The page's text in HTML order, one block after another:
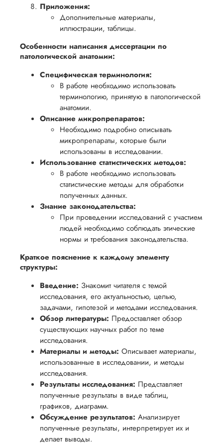
Приложения:
Дополнительные материалы,
иллюстрации, таблицы.
Особенности написания диссертации по
патологической анатомии:
Специфическая терминология:
В работе необходимо использовать
терминологию, принятую в патологической
анатомии.
Описание микропрепаратов:
Необходимо подробно описывать
микропрепараты, которые были
использованы в исследовании.
Использование статистических методов:
В работе необходимо использовать
статистические методы для обработки
полученных данных.
Знание законодательства:
При проведении исследований с участием
людей необходимо соблюдать этические
нормы и требования законодательства.
Краткое пояснение к каждому элементу
структуры:
Введение: Знакомит читателя с темой
исследования, его актуальностью, целью,
задачами, гипотезой и методами исследования.
Обзор литературы: Предоставляет обзор
существующих научных работ по теме
исследования.
Материалы и методы: Описывает материалы,
использованные в исследовании, и методы
исследования.
Результаты исследования: Представляет
полученные результаты в виде таблиц,
графиков, диаграмм.
Обсуждение результатов: Анализирует
полученные результаты, интерпретирует их и
делает выводы.